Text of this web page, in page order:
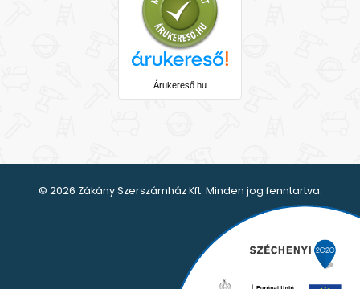
Árukereső.hu
© 2026 Zákány Szerszámház Kft. Minden jog fenntartva.